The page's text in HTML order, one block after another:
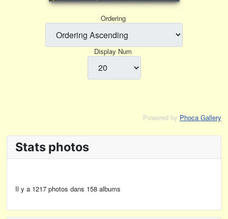
Stats photos
Il y a 1217 photos dans 158 albums
Ordering
Display Num
Powered by Phoca Gallery